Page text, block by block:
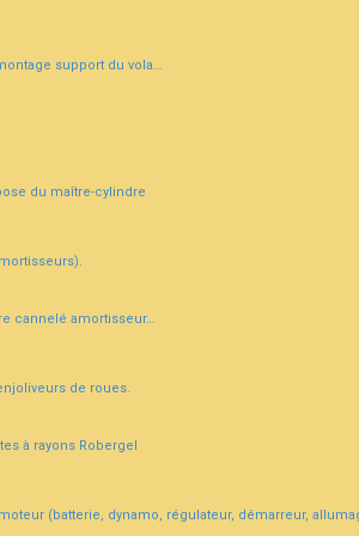
support du vola…
du maître-cylindre
cannelé amortisseur…
de roues.
à rayons Robergel
(batterie, dynamo, régulateur, démarreur,